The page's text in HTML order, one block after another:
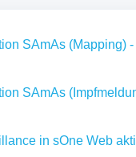
SAmAs (Mapping)
SAmAs
in sOne Web